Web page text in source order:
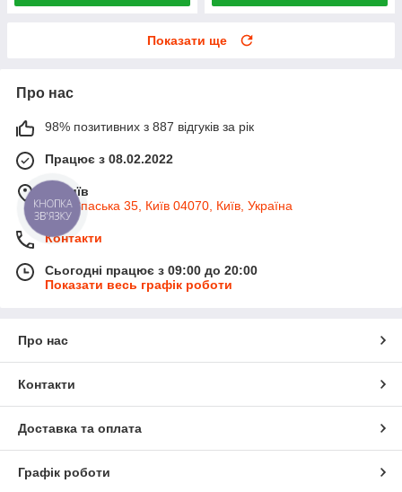
Показати ще
Про нас
98% позитивних з 887 відгуків за рік
Працює з 08.02.2022
м. Київ
вул. Спаська 35, Київ 04070, Київ, Україна
Контакти
Сьогодні працює з 09:00 до 20:00
Показати весь графік роботи
Про нас
Контакти
Доставка та оплата
Графік роботи
КНОПКА
ЗВ'ЯЗКУ